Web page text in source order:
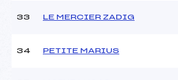
33 LE MERCIER ZADIG
34 PETITE MARIUS